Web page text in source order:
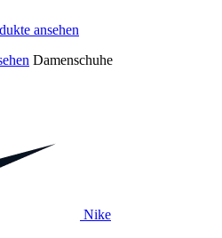
Damenschuhe
Nike